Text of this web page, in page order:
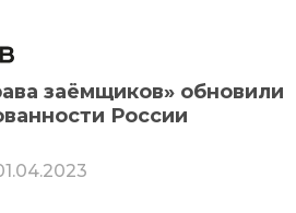
заёмщиков» обновили
России